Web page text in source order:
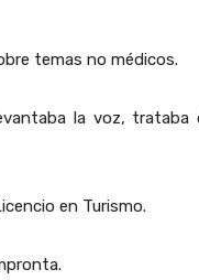
temas no médicos.
la voz, trataba
en Turismo.